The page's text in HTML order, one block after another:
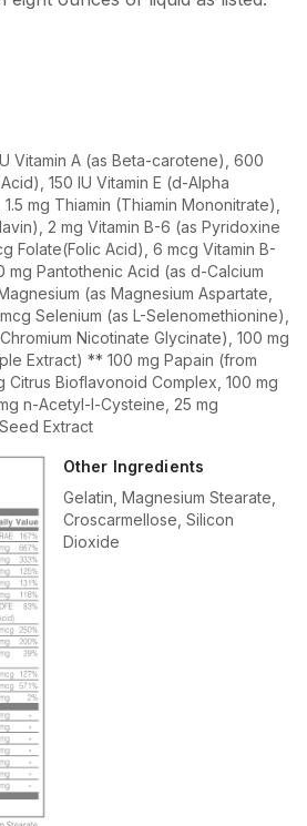
Vitamin A (as Beta-carotene), 600
150 IU Vitamin E (d-Alpha
mg Thiamin (Thiamin Mononitrate),
2 mg Vitamin B-6 (as Pyridoxine
Folate(Folic Acid), 6 mcg Vitamin B-
mg Pantothenic Acid (as d-Calcium
(as Magnesium Aspartate,
Selenium (as L-Selenomethionine),
Nicotinate Glycinate), 100 mg
Extract) ** 100 mg Papain (from
Citrus Bioflavonoid Complex, 100 mg
n-Acetyl-l-Cysteine, 25 mg
Extract
Other Ingredients
Gelatin, Magnesium Stearate,
Croscarmellose, Silicon
Dioxide